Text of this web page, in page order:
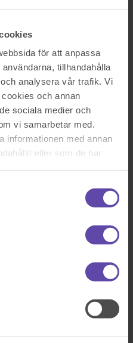
för att anpassa
tillhandahålla
analysera vår trafik. Vi
och annan
sociala medier och
vi samarbetar med.
informationen med annan
eller som de har
röker inne och mitt golv blir
Det är en bostadsrätt